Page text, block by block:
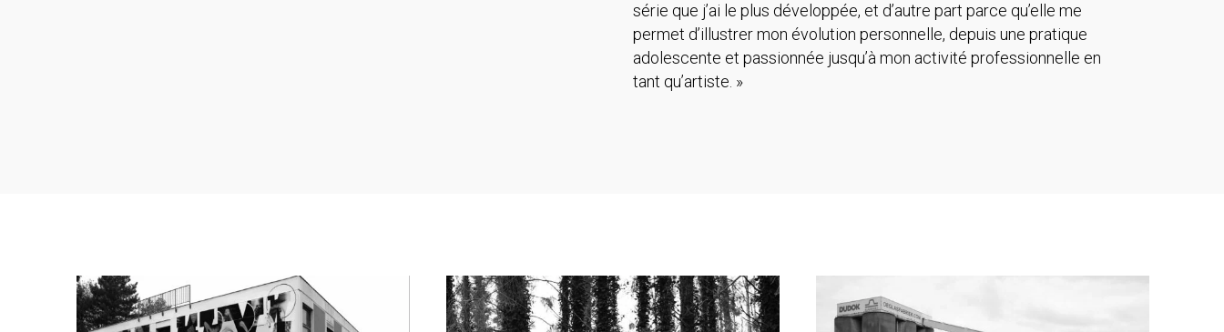
série que j’ai le plus développée, et d’autre part parce qu’elle me
permet d’illustrer mon évolution personnelle, depuis une pratique
adolescente et passionnée jusqu’à mon activité professionnelle en
tant qu’artiste. »